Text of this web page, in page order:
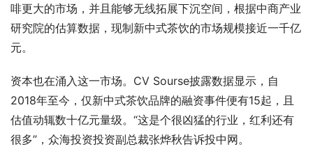
啡更大的市场，并且能够无线拓展下沉空间，根据中商产业
研究院的估算数据，现制新中式茶饮的市场规模接近一千亿
元。
资本也在涌入这一市场。CV Sourse披露数据显示，自
2018年至今，仅新中式茶饮品牌的融资事件便有15起，且
估值动辄数十亿元量级。“这是个很凶猛的行业，红利还有
很多”，众海投资投资副总裁张烨秋告诉投中网。